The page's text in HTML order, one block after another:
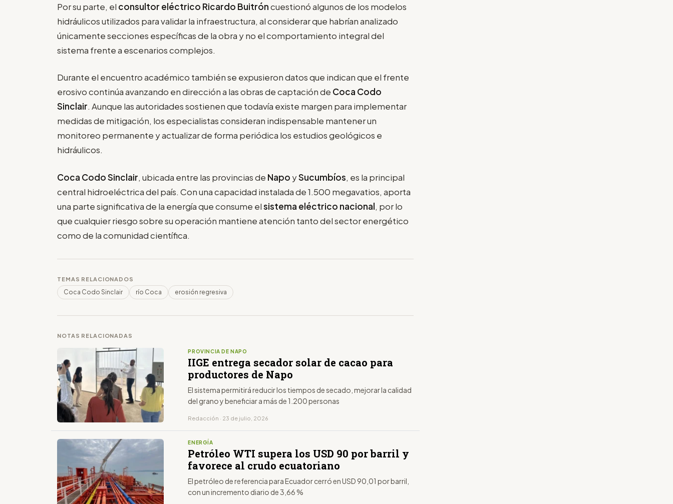
Por su parte, el consultor eléctrico Ricardo Buitróncuestionó algunos de los modelos
hidráulicos utilizados para validar la infraestructura, al considerar que habrían analizado
únicamente secciones específicas de la obra y no el comportamiento integral del
sistema frente a escenarios complejos.
Durante el encuentro académico también se expusieron datos que indican que el frente
erosivo continúa avanzando en dirección a las obras de captación de Coca Codo
Sinclair. Aunque las autoridades sostienen que todavía existe margen para implementar
medidas de mitigación, los especialistas consideran indispensable mantener un
monitoreo permanente y actualizar de forma periódica los estudios geológicos e
hidráulicos.
Coca Codo Sinclair, ubicada entre las provincias de Napo ySucumbíos, es la principal
central hidroeléctrica del país. Con una capacidad instalada de 1.500 megavatios, aporta
una parte significativa de la energía que consume elsistema eléctrico nacional, por lo
que cualquier riesgo sobre su operación mantiene atención tanto del sector energético
como de la comunidad científica.
TEMAS RELACIONADOS
Coca Codo Sinclair río Coca erosión regresiva
NOTAS RELACIONADAS
PROVINCIA DE NAPO
IIGE entrega secador solar de cacao para
productores de Napo
El sistema permitirá reducir los tiempos de secado, mejorar la calidad
del grano y beneficiar a más de 1.200 personas
Redacción · 23 de julio, 2026
ENERGÍA
Petróleo WTI supera los USD 90 por barril y
favorece al crudo ecuatoriano
El petróleo de referencia para Ecuador cerró en USD 90,01 por barril,
con un incremento diario de 3,66 %